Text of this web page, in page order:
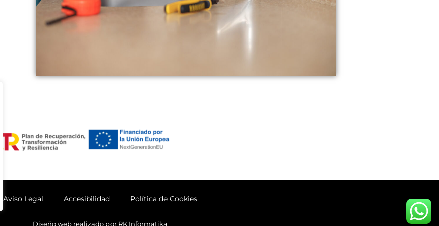
Aviso Legal Accesibilidad Política de Cookies
Diseño web realizado por RK Informatika